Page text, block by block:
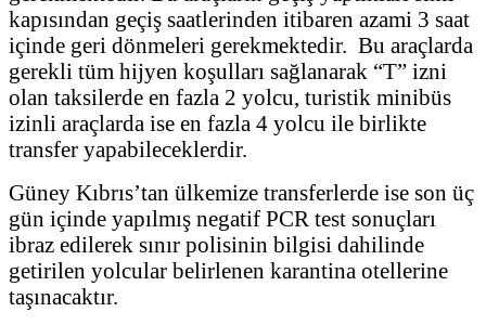
kapısından geçiş saatlerinden itibaren azami 3 saat
içinde geri dönmeleri gerekmektedir. Bu araçlarda
gerekli tüm hijyen koşulları sağlanarak “T” izni
olan taksilerde en fazla 2 yolcu, turistik minibüs
izinli araçlarda ise en fazla 4 yolcu ile birlikte
transfer yapabileceklerdir.
Güney Kıbrıs’tan ülkemize transferlerde ise son üç
gün içinde yapılmış negatif PCR test sonuçları
ibraz edilerek sınır polisinin bilgisi dahilinde
getirilen yolcular belirlenen karantina otellerine
taşınacaktır.